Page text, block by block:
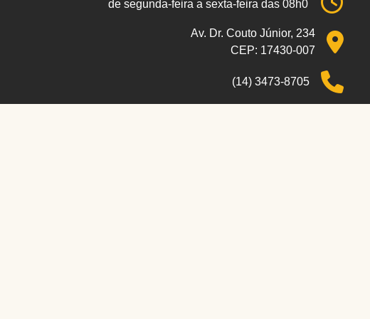
de segunda-feira a sexta-feira das 08h00 às 17h00 de
Av. Dr. Couto Júnior, 234
CEP: 17430-007
(14) 3473-8705